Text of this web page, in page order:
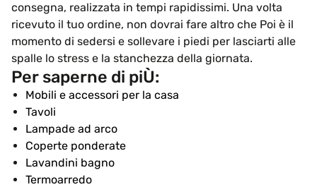
consegna, realizzata in tempi rapidissimi. Una volta
ricevuto il tuo ordine, non dovrai fare altro che Poi è il
momento di sedersi e sollevare i piedi per lasciarti alle
spalle lo stress e la stanchezza della giornata.
Per saperne di piÙ:
Mobili e accessori per la casa
Tavoli
Lampade ad arco
Coperte ponderate
Lavandini bagno
Termoarredo